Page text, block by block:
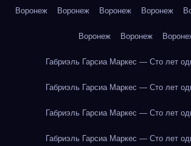
Воронеж Воронеж Воронеж Воронеж
Воронеж Воронеж
Габриэль Гарсиа Маркес — Сто лет
Габриэль Гарсиа Маркес — Сто лет
Габриэль Гарсиа Маркес — Сто лет
Габриэль Гарсиа Маркес — Сто лет